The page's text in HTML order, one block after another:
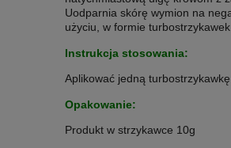
Uodparnia skórę wymion na
użyciu, w formie
Instrukcja stosowania:
Aplikować jedną
Opakowanie:
Produkt w strzykawce 10g